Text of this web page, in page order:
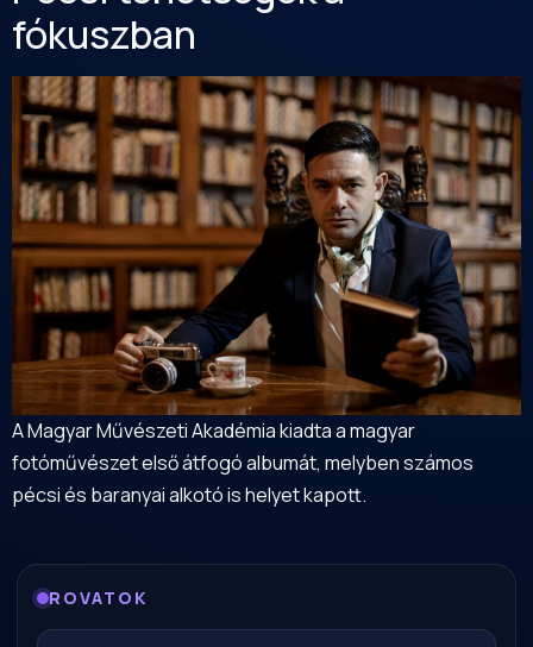
fókuszban
A Magyar Művészeti Akadémia kiadta a magyar
fotóművészet első átfogó albumát, melyben számos
pécsi és baranyai alkotó is helyet kapott.
ROVATOK